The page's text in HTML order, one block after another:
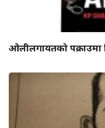
ओलीलगायतको पक्राउमा